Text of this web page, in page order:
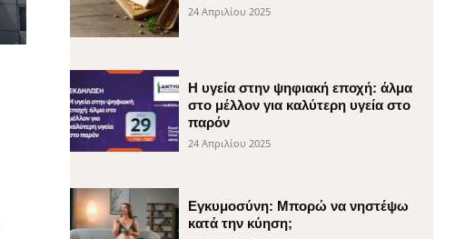
24 Απριλίου 2025
H υγεία στην ψηφιακή εποχή: άλμα
στο μέλλον για καλύτερη υγεία στο
παρόν
24 Απριλίου 2025
Εγκυμοσύνη: Μπορώ να νηστέψω
κατά την κύηση;